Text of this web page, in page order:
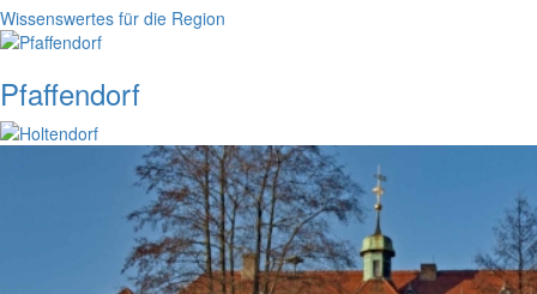
Wissenswertes für die Region
Pfaffendorf